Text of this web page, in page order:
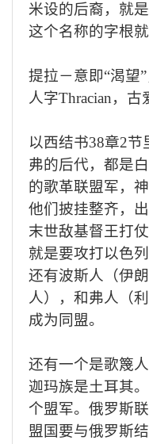
米设的后裔，就
这个名称的字根
提拉－意即“渴望
人字Thracian，古
以西结书38章2节
弗的后代，都是
的歌革联盟军，
他们披挂整齐，
末世敌基督王打
就是要攻打以色
还有波斯人（伊
人），和弗人（
成为同盟。
还有一个是歌篾
迦玛族是土耳其。
个盟军。俄罗斯
盟国要与俄罗斯